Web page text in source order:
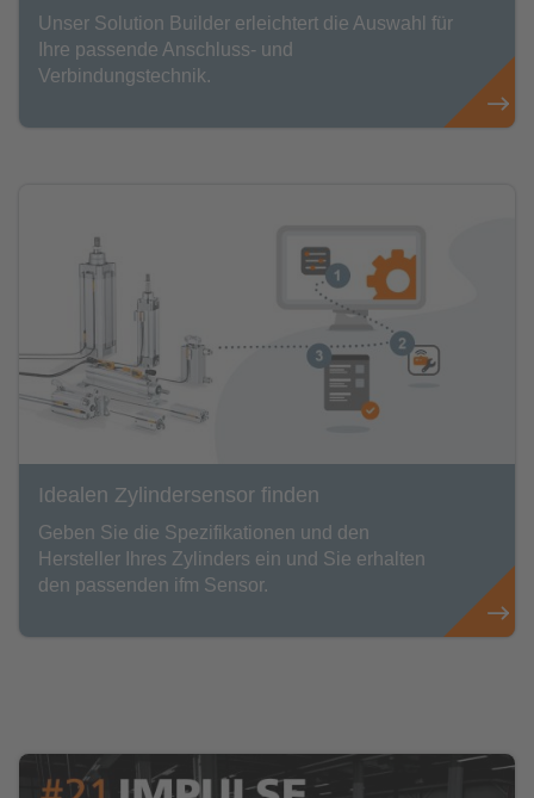
Unser Solution Builder erleichtert die Auswahl für
Ihre passende Anschluss- und
Verbindungstechnik.
Idealen Zylindersensor finden
Geben Sie die Spezifikationen und den
Hersteller Ihres Zylinders ein und Sie erhalten
den passenden ifm Sensor.